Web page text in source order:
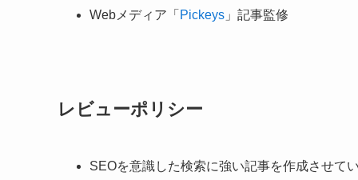
Webメディア「 Pickeys 」記事監修
レビューポリシー
SEOを意識した検索に強い記事を作成させて